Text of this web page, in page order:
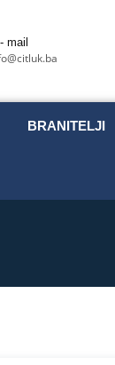
mail
BRANITELJI